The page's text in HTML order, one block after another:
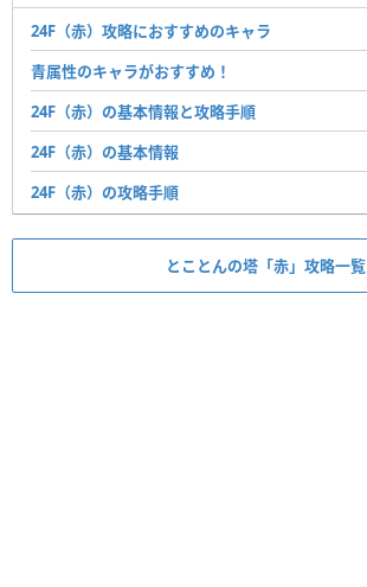
24F（赤）攻略におすすめのキャラ
青属性のキャラがおすすめ！
24F（赤）の基本情報と攻略手順
24F（赤）の基本情報
24F（赤）の攻略手順
とことんの塔「赤」攻略一覧